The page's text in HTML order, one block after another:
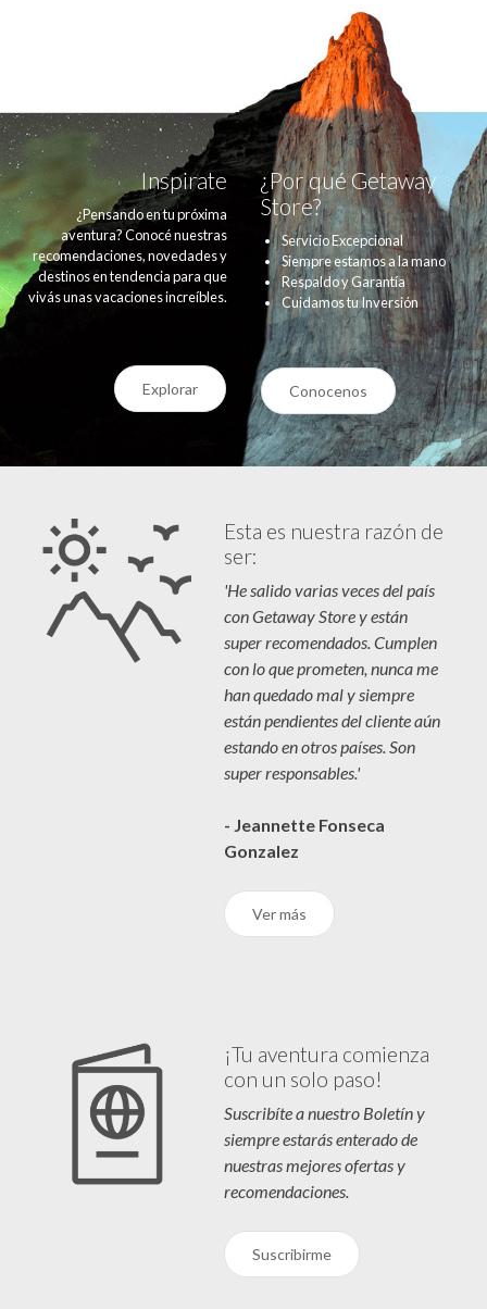
Inspirate
¿Pensando en tu próxima
aventura? Conocé nuestras
recomendaciones, novedades y
destinos en tendencia para que
vivás unas vacaciones increíbles.
¿Por qué Getaway
Store?
Servicio Excepcional
Siempre estamos a la mano
Respaldo y Garantía
Cuidamos tu Inversión
Explorar Conocenos
Esta es nuestra razón de
ser:
'He salido varias veces del país
con Getaway Store y están
super recomendados. Cumplen
con lo que prometen, nunca me
han quedado mal y siempre
están pendientes del cliente aún
estando en otros países. Son
super responsables.'
- Jeannette Fonseca
Gonzalez
Ver más
¡Tu aventura comienza
con un solo paso!
Suscribíte a nuestro Boletín y
siempre estarás enterado de
nuestras mejores ofertas y
recomendaciones.
Suscribirme